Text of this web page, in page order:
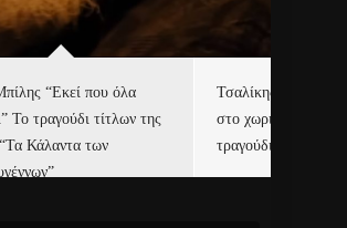
“Εκεί που όλα
Το τραγούδι τίτλων της
“Τα Κάλαντα των
Τσαλίκης,
στο χωριό του Άι
τραγούδι και video